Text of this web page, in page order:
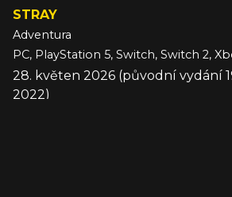
STRAY
Adventura
28. květen 2026 (původní vydání
2022)